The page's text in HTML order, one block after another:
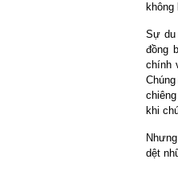
Sự du
đồng
chính
khi
dệt